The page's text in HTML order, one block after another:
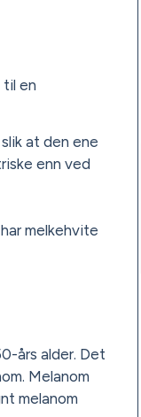
til en
at den ene
enn ved
melkehvite
års alder. Det
Melanom
melanom